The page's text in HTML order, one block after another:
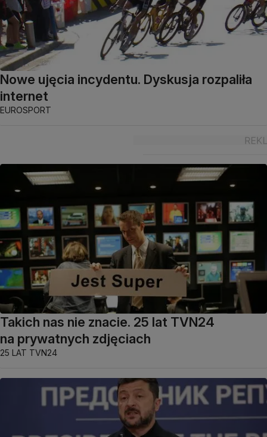
Nowe ujęcia incydentu. Dyskusja rozpaliła
internet
EUROSPORT
Takich nas nie znacie. 25 lat TVN24
na prywatnych zdjęciach
25 LAT TVN24